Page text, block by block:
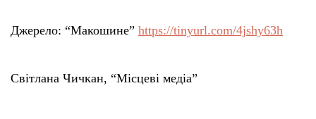
Джерело: “Макошине” https://tinyurl.com/4jshy63h
Світлана Чичкан, “Місцеві медіа”